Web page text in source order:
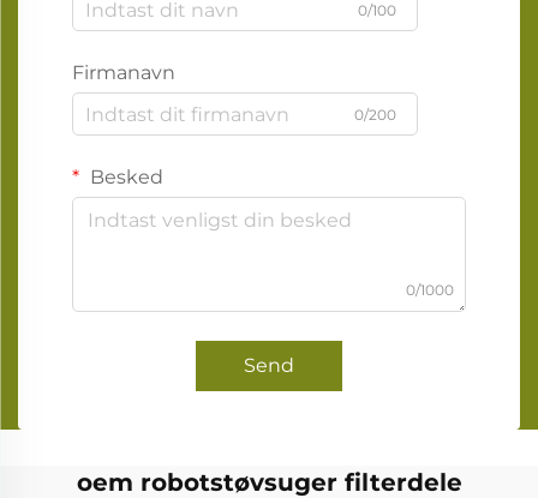
0/100
Firmanavn
0/200
Besked
0/1000
Send
oem robotstøvsuger filterdele